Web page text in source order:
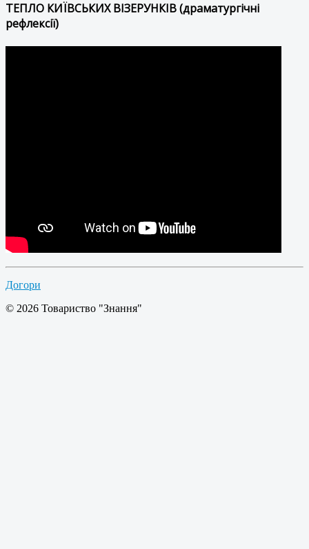
ТЕПЛО КИЇВСЬКИХ ВІЗЕРУНКІВ (драматургічні
рефлексії)
Догори
© 2026 Товариство "Знання"